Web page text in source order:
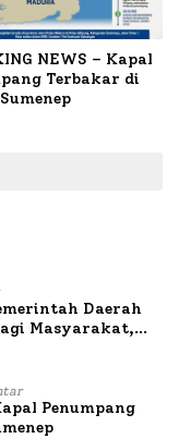
NEWS – Kapal
Terbakar di
Daerah
Masyarakat,
Penumpang